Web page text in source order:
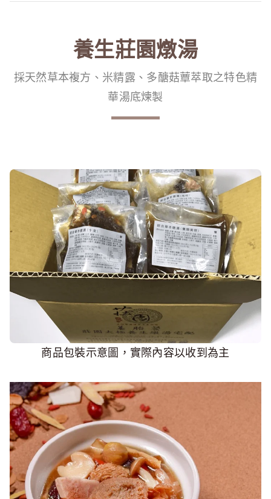
養生莊園燉湯
採天然草本複方、米精露、多醣菇蕈萃取之特色精
華湯底煉製
商品包裝示意圖，實際內容以收到為主